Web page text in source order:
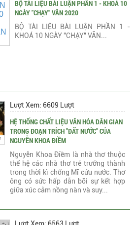
BỘ TÀI LIỆU BÀI LUẬN PHẦN 1 - KHOÁ 10
NGÀY "CHẠY" VĂN 2020
BỘ TÀI LIỆU BÀI LUẬN PHẦN 1 -
KHOÁ 10 NGÀY "CHẠY" VĂN...
Lượt Xem: 6609 Lượt
HỆ THỐNG CHẤT LIỆU VĂN HÓA DÂN GIAN
TRONG ĐOẠN TRÍCH "ĐẤT NƯỚC" CỦA
NGUYỄN KHOA ĐIỀM
Nguyễn Khoa Điềm là nhà thơ thuộc
thế hệ các nhà thơ trẻ trưởng thành
trong thời kì chống Mĩ cứu nước. Thơ
ông có sức hấp dẫn bỡi sự kết hợp
giữa xúc cảm nồng nàn và suy...